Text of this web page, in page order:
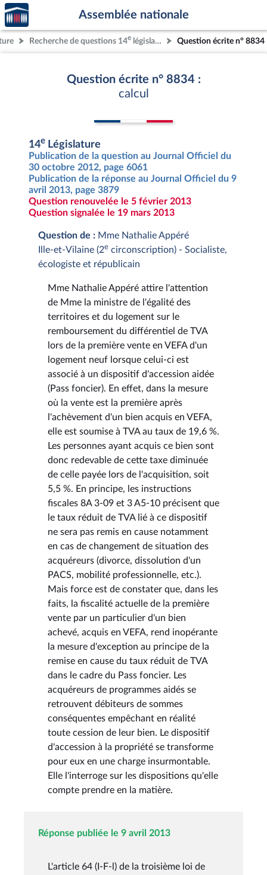
Aller au contenu
Aller en bas de la page
Accèder
à la
page
d'accueil
Assemblée nationale
Recherche de questions 14e législature Question écrite n° 8834
Question écrite n° 8834 :
calcul
14e Législature
Publication de la question au Journal Officiel du
30 octobre 2012, page 6061
Publication de la réponse au Journal Officiel du 9
avril 2013, page 3879
Question renouvelée le 5 février 2013
Question signalée le 19 mars 2013
Question de : Mme Nathalie Appéré
Ille-et-Vilaine (2e circonscription) - Socialiste,
écologiste et républicain
Mme Nathalie Appéré attire l'attention
de Mme la ministre de l'égalité des
territoires et du logement sur le
remboursement du différentiel de TVA
lors de la première vente en VEFA d'un
logement neuf lorsque celui-ci est
associé à un dispositif d'accession aidée
(Pass foncier). En effet, dans la mesure
où la vente est la première après
l'achèvement d'un bien acquis en VEFA,
elle est soumise à TVA au taux de 19,6 %.
Les personnes ayant acquis ce bien sont
donc redevable de cette taxe diminuée
de celle payée lors de l'acquisition, soit
5,5 %. En principe, les instructions
fiscales 8A 3-09 et 3 A5-10 précisent que
le taux réduit de TVA lié à ce dispositif
ne sera pas remis en cause notamment
en cas de changement de situation des
acquéreurs (divorce, dissolution d'un
PACS, mobilité professionnelle, etc.).
Mais force est de constater que, dans les
faits, la fiscalité actuelle de la première
vente par un particulier d'un bien
achevé, acquis en VEFA, rend inopérante
la mesure d'exception au principe de la
remise en cause du taux réduit de TVA
dans le cadre du Pass foncier. Les
acquéreurs de programmes aidés se
retrouvent débiteurs de sommes
conséquentes empêchant en réalité
toute cession de leur bien. Le dispositif
d'accession à la propriété se transforme
pour eux en une charge insurmontable.
Elle l'interroge sur les dispositions qu'elle
compte prendre en la matière.
Réponse publiée le 9 avril 2013
L'article 64 (I-F-l) de la troisième loi de